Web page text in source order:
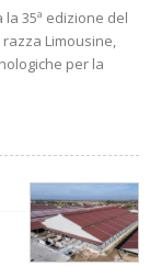
la 35ª edizione del
Limousine,
per la